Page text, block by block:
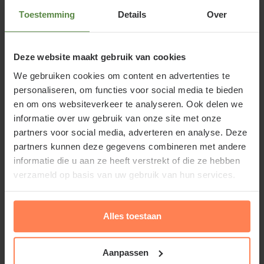
Toestemming Details Over
Deze website maakt gebruik van cookies
We gebruiken cookies om content en advertenties te
personaliseren, om functies voor social media te bieden
en om ons websiteverkeer te analyseren. Ook delen we
informatie over uw gebruik van onze site met onze
partners voor social media, adverteren en analyse. Deze
partners kunnen deze gegevens combineren met andere
informatie die u aan ze heeft verstrekt of die ze hebben
verzameld op basis van uw gebruik van hun services.
Alles toestaan
Aanpassen
Rosa 'Friesia' is uitgegroeid tot een volwaardige
assortiment. Deze selectie van de veredelaar Kordes
(Kordesroos / Kordesrozen) stamt alweer uit 1977.
De Rosa 'Friesia' bloeit met frisgele grote bloemen
die aangenaam geuren. De vorm van de roos houdt
het midden tussen een grootbloemige en een
trosroos. De bloei komt al snel op gang en duurt tot
aan oktober. Wanneer u de oude bloemen weg knipt
bloeit deze struikroos nog beter door. Het blad is
donkergroen glanzend en bovendien gezond. Niet
voor niets is deze roos een trotse bezitter van het
predikaat Toproos. De hoogte van deze struikroos is